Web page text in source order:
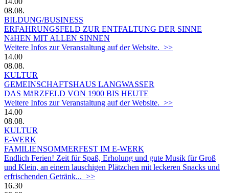
08.08.
BILDUNG/BUSINESS
ERFAHRUNGSFELD ZUR ENTFALTUNG DER SINNE
NäHEN MIT ALLEN SINNEN
Weitere Infos zur Veranstaltung auf der Website. >>
14.00
08.08.
KULTUR
GEMEINSCHAFTSHAUS LANGWASSER
DAS MäRZFELD VON 1900 BIS HEUTE
Weitere Infos zur Veranstaltung auf der Website. >>
14.00
08.08.
KULTUR
E-WERK
FAMILIENSOMMERFEST IM E-WERK
Endlich Ferien! Zeit für Spaß, Erholung und gute Musik für Groß
und Klein, an einem lauschigen Plätzchen mit leckeren Snacks und
erfrischenden Getränk... >>
16.30